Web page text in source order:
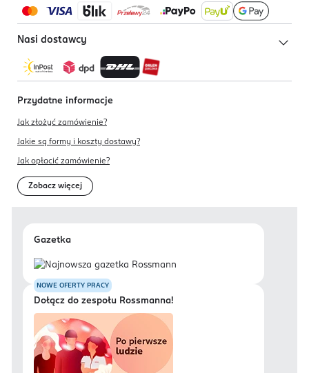
Nasi dostawcy
Przydatne informacje
Jak złożyć zamówienie?
Jakie są formy i koszty dostawy?
Jak opłacić zamówienie?
Zobacz więcej
Gazetka
NOWE OFERTY PRACY
Dołącz do zespołu Rossmanna!